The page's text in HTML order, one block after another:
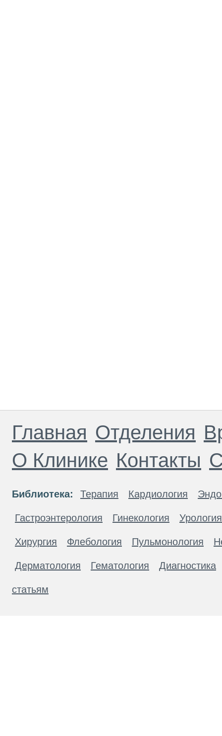
Главная Отделения
О Клинике Контакты
Библиотека: Терапия Кардиология
Гастроэнтерология Гинекология Урология
Хирургия Флебология Пульмонология
Дерматология Гематология Диагностика
статьям